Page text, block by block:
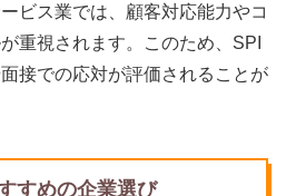
ビス業では、顧客対応能力やコ
重視されます。このため、SPI
接での応対が評価されることが
すめの企業選び